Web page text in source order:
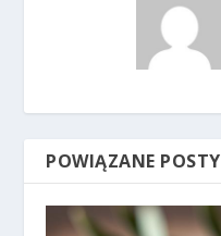
POWIĄZANE POSTY